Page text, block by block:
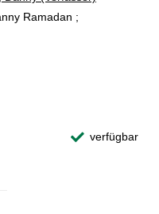
Ramadan ;
verfügbar